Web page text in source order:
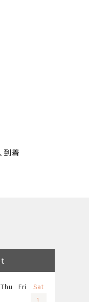
到着
Thu Fri
Sat
1